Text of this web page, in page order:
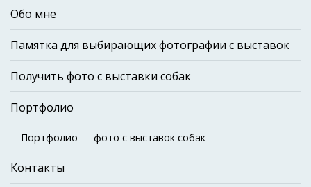
Обо мне
Памятка для выбирающих фотографии с выставок
Получить фото с выставки собак
Портфолио
Портфолио — фото с выставок собак
Контакты